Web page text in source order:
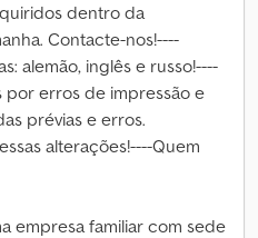
dentro da
Contacte-nos!----
alemão, inglês e russo!----
por erros de impressão e
prévias e erros.
alterações!----Quem
empresa familiar com sede